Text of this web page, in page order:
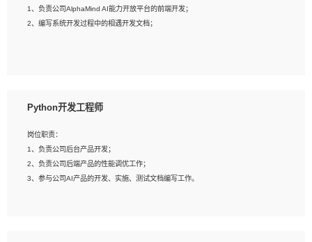
3、具备良好的交流协调能力，有较强的责任感、工作积极主动；
4、有较强的系统需求分析、文档编写能力、沟通能力；
1、负责公司AlphaMind AI能力开放平台的前端开发；
2、编写系统开发过程中的相遇开发文档；
3、熟悉react/vue/angular任何一种前端框架，熟悉react优先；
5、善于沟通，具有团队意识；
Python开发工程师
岗位职责：
1、负责公司后台产品开发；
2、负责公司后端产品的性能调优工作；
3、参与公司AI产品的开发、实施、测试文档编写工作。